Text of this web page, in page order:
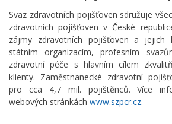
Svaz zdravotních pojišťoven sdružuje
zdravotních pojišťoven v České
zájmy zdravotních pojišťoven a jejich
státním organizacím, profesním
zdravotní péče s hlavním cílem
klienty. Zaměstnanecké zdravotní
pro cca 4,7 mil. pojištěnců. Více
webových stránkách www.szpcr.cz.